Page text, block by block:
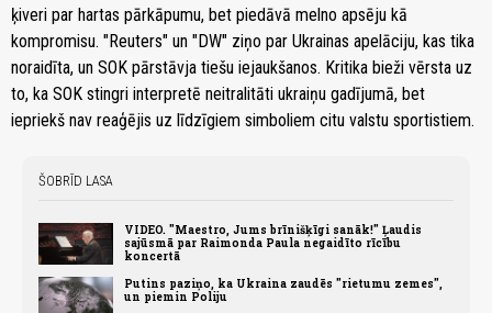
ķiveri par hartas pārkāpumu, bet piedāvā melno apsēju kā
kompromisu. "Reuters" un "DW" ziņo par Ukrainas apelāciju, kas tika
noraidīta, un SOK pārstāvja tiešu iejaukšanos. Kritika bieži vērsta uz
to, ka SOK stingri interpretē neitralitāti ukraiņu gadījumā, bet
iepriekš nav reaģējis uz līdzīgiem simboliem citu valstu sportistiem.
ŠOBRĪD LASA
VIDEO. "Maestro, Jums brīnišķīgi sanāk!" Ļaudis
sajūsmā par Raimonda Paula negaidīto rīcību
koncertā
Putins paziņo, ka Ukraina zaudēs "rietumu zemes",
un piemin Poliju